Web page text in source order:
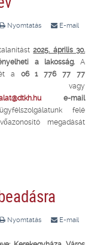
Nyomtatás E-mail
2025. április 30.
a lakosság.A
a 06 1 776 77 77
vagy
e-mail
felé
megadását
Nyomtatás E-mail